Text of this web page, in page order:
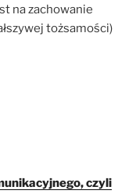
na zachowanie
tożsamości)
czyli